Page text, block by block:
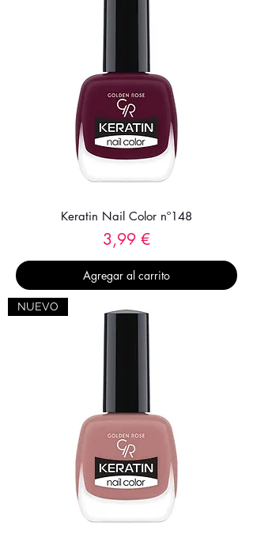
Keratin Nail Color nº148
Precio
3,99 €
Agregar al carrito
NUEVO